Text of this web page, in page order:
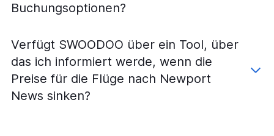
Buchungsoptionen?
Verfügt SWOODOO über ein Tool, über
das ich informiert werde, wenn die
Preise für die Flüge nach Newport
News sinken?